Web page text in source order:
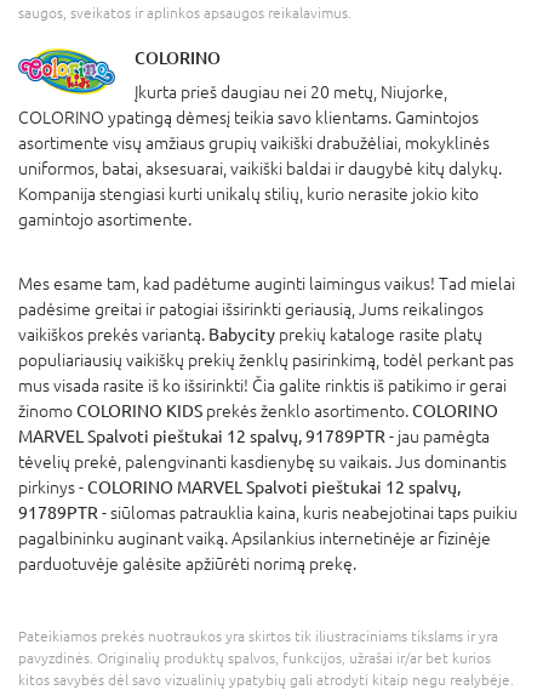
saugos, sveikatos ir aplinkos apsaugos reikalavimus.
COLORINO
Įkurta prieš daugiau nei 20 metų, Niujorke,
COLORINO ypatingą dėmesį teikia savo klientams. Gamintojos
asortimente visų amžiaus grupių vaikiški drabužėliai, mokyklinės
uniformos, batai, aksesuarai, vaikiški baldai ir daugybė kitų dalykų.
Kompanija stengiasi kurti unikalų stilių, kurio nerasite jokio kito
gamintojo asortimente.
Mes esame tam, kad padėtume auginti laimingus vaikus! Tad mielai
padėsime greitai ir patogiai išsirinkti geriausią, Jums reikalingos
vaikiškos prekės variantą. Babycity prekių kataloge rasite platų
populiariausių vaikiškų prekių ženklų pasirinkimą, todėl perkant pas
mus visada rasite iš ko išsirinkti! Čia galite rinktis iš patikimo ir gerai
žinomoCOLORINO KIDS prekės ženklo asortimento.COLORINO
MARVEL Spalvoti pieštukai 12 spalvų, 91789PTR - jau pamėgta
tėvelių prekė, palengvinanti kasdienybę su vaikais. Jus dominantis
pirkinys -COLORINO MARVEL Spalvoti pieštukai 12 spalvų,
91789PTR - siūlomas patrauklia kaina, kuris neabejotinai taps puikiu
pagalbininku auginant vaiką. Apsilankius internetinėje ar fizinėje
parduotuvėje galėsite apžiūrėti norimą prekę.
Pateikiamos prekės nuotraukos yra skirtos tik iliustraciniams tikslams ir yra
pavyzdinės. Originalių produktų spalvos, funkcijos, užrašai ir/ar bet kurios
kitos savybės dėl savo vizualinių ypatybių gali atrodyti kitaip negu realybėje.